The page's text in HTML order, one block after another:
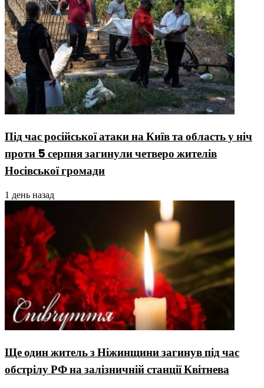
Під час російської атаки на Київ та область у ніч
проти 5 серпня загинули четверо жителів
Носівської громади
1 день назад
Ще один житель з Ніжинщини загинув під час
обстрілу РФ на залізничній станції Квітнева